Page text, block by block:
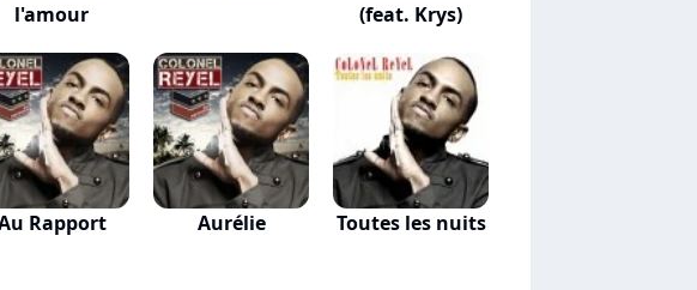
l'amour
(feat. Krys)
Rapport Aurélie Toutes les nuits